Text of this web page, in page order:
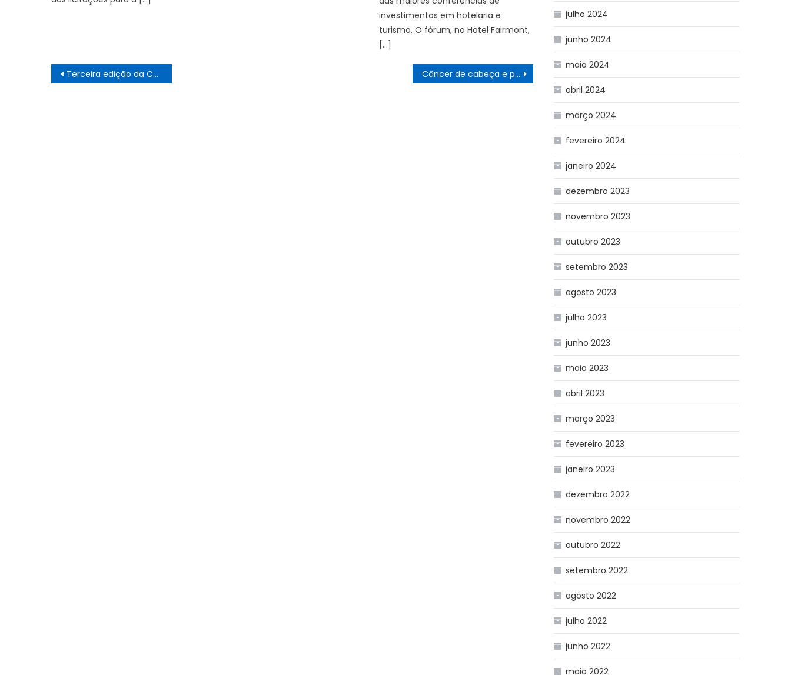
investimentos em hotelaria e
turismo. O fórum, no Hotel Fairmont,
[…]
Navegação
de
Terceira edição da Corrida do Consumidor do Procon-JP segue com inscrições abertas Câncer de cabeça e pescoço é o terceiro mais comum no Brasil
julho 2024
junho 2024
maio 2024
abril 2024
março 2024
fevereiro 2024
janeiro 2024
dezembro 2023
novembro 2023
outubro 2023
setembro 2023
agosto 2023
julho 2023
junho 2023
maio 2023
abril 2023
março 2023
fevereiro 2023
janeiro 2023
dezembro 2022
novembro 2022
outubro 2022
setembro 2022
agosto 2022
julho 2022
junho 2022
maio 2022